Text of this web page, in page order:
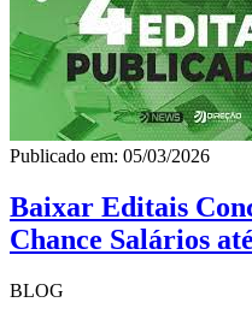
Publicado em: 05/03/2026
Baixar Editais
Chance Salários
BLOG